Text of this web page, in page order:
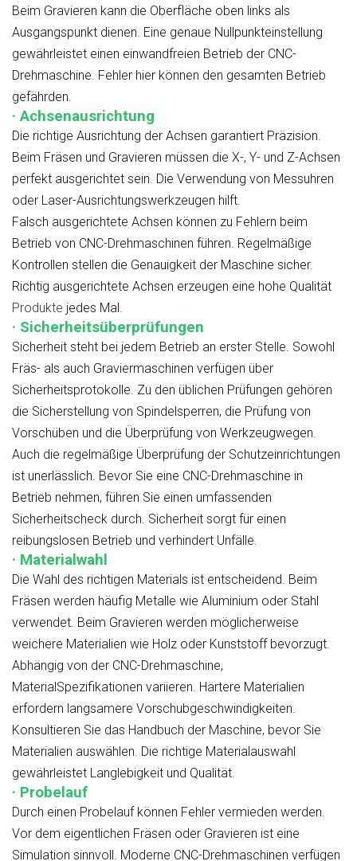
Beim Gravieren kann die Oberfläche oben links als
Ausgangspunkt dienen. Eine genaue Nullpunkteinstellung
gewährleistet einen einwandfreien Betrieb der CNC-
Drehmaschine. Fehler hier können den gesamten Betrieb
gefährden.
· Achsenausrichtung
Die richtige Ausrichtung der Achsen garantiert Präzision.
Beim Fräsen und Gravieren müssen die X-, Y- und Z-Achsen
perfekt ausgerichtet sein. Die Verwendung von Messuhren
oder Laser-Ausrichtungswerkzeugen hilft.
Falsch ausgerichtete Achsen können zu Fehlern beim
Betrieb von CNC-Drehmaschinen führen. Regelmäßige
Kontrollen stellen die Genauigkeit der Maschine sicher.
Richtig ausgerichtete Achsen erzeugen eine hohe Qualität
Produkte jedes Mal.
· Sicherheitsüberprüfungen
Sicherheit steht bei jedem Betrieb an erster Stelle. Sowohl
Fräs- als auch Graviermaschinen verfügen über
Sicherheitsprotokolle. Zu den üblichen Prüfungen gehören
die Sicherstellung von Spindelsperren, die Prüfung von
Vorschüben und die Überprüfung von Werkzeugwegen.
Auch die regelmäßige Überprüfung der Schutzeinrichtungen
ist unerlässlich. Bevor Sie eine CNC-Drehmaschine in
Betrieb nehmen, führen Sie einen umfassenden
Sicherheitscheck durch. Sicherheit sorgt für einen
reibungslosen Betrieb und verhindert Unfälle.
· Materialwahl
Die Wahl des richtigen Materials ist entscheidend. Beim
Fräsen werden häufig Metalle wie Aluminium oder Stahl
verwendet. Beim Gravieren werden möglicherweise
weichere Materialien wie Holz oder Kunststoff bevorzugt.
Abhängig von der CNC-Drehmaschine,
MaterialSpezifikationen variieren. Härtere Materialien
erfordern langsamere Vorschubgeschwindigkeiten.
Konsultieren Sie das Handbuch der Maschine, bevor Sie
Materialien auswählen. Die richtige Materialauswahl
gewährleistet Langlebigkeit und Qualität.
· Probelauf
Durch einen Probelauf können Fehler vermieden werden.
Vor dem eigentlichen Fräsen oder Gravieren ist eine
Simulation sinnvoll. Moderne CNC-Drehmaschinen verfügen